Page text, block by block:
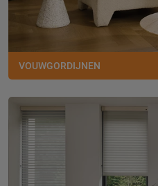
VOUWGORDIJNEN